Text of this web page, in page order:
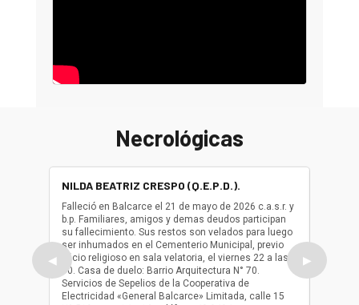
Necrológicas
◀
NILDA BEATRIZ CRESPO (Q.E.P.D.).
Falleció en Balcarce el 21 de mayo de 2026 c.a.s.r. y
b.p. Familiares, amigos y demas deudos participan
su fallecimiento. Sus restos son velados para luego
ser inhumados en el Cementerio Municipal, previo
oficio religioso en sala velatoria, el viernes 22 a las
10. Casa de duelo: Barrio Arquitectura N° 70.
Servicios de Sepelios de la Cooperativa de
Electricidad «General Balcarce» Limitada, calle 15
ser
oficio
▶